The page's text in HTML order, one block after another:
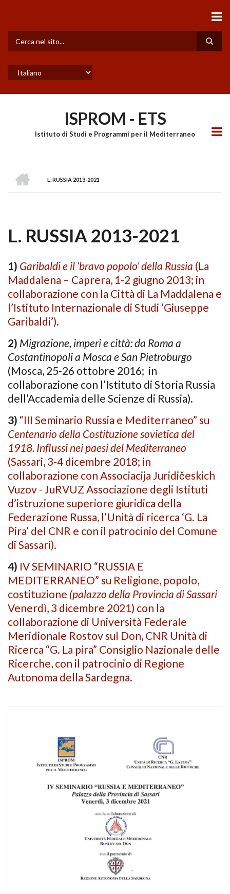
principale
Select
your
ISPROM - ETS
Istituto di Studi e Programmi per il Mediterraneo
BRICIOLE
PANE
L. RUSSIA 2013-2021
L. RUSSIA 2013-2021
1) Garibaldi e il ‘bravo popolo’ della Russia (La
Maddalena – Caprera, 1-2 giugno 2013; in
collaborazione con la Città di La Maddalena e
l’Istituto Internazionale di Studi ‘Giuseppe
Garibaldi’).
2) Migrazione, imperi e città: da Roma a
Costantinopoli a Mosca e San Pietroburgo
(Mosca, 25-26 ottobre 2016; in
collaborazione con l’Istituto di Storia Russia
dell’Accademia delle Scienze di Russia).
3) “III Seminario Russia e Mediterraneo” su
Centenario della Costituzione sovietica del
1918. Influssi nei paesi del Mediterraneo
(Sassari, 3-4 dicembre 2018; in
collaborazione con Associacija Juridičeskich
Vuzov - JuRVUZ Associazione degli Istituti
d’istruzione superiore giuridica della
Federazione Russa, l’Unità di ricerca ‘G. La
Pira’ del CNR e con il patrocinio del Comune
di Sassari).
4) IV SEMINARIO “RUSSIA E
MEDITERRANEO” su Religione, popolo,
costituzione (palazzo della Provincia di Sassari
Venerdì, 3 dicembre 2021) con la
collaborazione di Università Federale
Meridionale Rostov sul Don, CNR Unità di
Ricerca “G. La pira” Consiglio Nazionale delle
Ricerche, con il patrocinio di Regione
Autonoma della Sardegna.